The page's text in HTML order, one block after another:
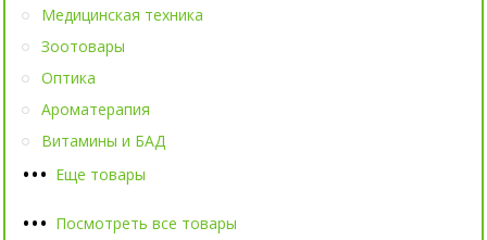
••• Еще товары
Медицинская техника
Зоотовары
Оптика
Ароматерапия
Витамины и БАД
••• Посмотреть все товары